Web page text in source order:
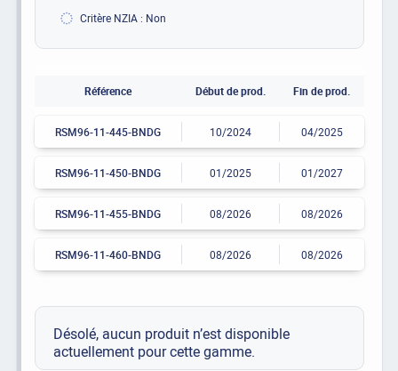
Critère NZIA : Non
Référence Début de prod. Fin de prod.
RSM96-11-445-BNDG 10/2024 04/2025
RSM96-11-450-BNDG 01/2025 01/2027
RSM96-11-455-BNDG 08/2026 08/2026
RSM96-11-460-BNDG 08/2026 08/2026
Désolé, aucun produit n’est disponible
actuellement pour cette gamme.